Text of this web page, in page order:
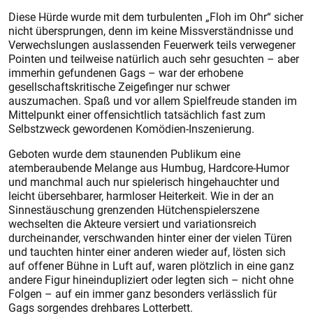
Diese Hürde wurde mit dem turbulenten „Floh im Ohr“ sicher
nicht übersprungen, denn im keine Missverständnisse und
Verwechslungen auslassenden Feuerwerk teils verwegener
Pointen und teilweise natürlich auch sehr gesuchten – aber
immerhin gefundenen Gags – war der erhobene
gesellschaftskritische Zeigefinger nur schwer
auszumachen. Spaß und vor allem Spielfreude standen im
Mittelpunkt einer offensichtlich tatsächlich fast zum
Selbstzweck gewordenen Komödien-Inszenierung.
Geboten wurde dem staunenden Publikum eine
atemberaubende Melange aus Humbug, Hardcore-Humor
und manchmal auch nur spielerisch hingehauchter und
leicht übersehbarer, harmloser Heiterkeit. Wie in der an
Sinnestäuschung grenzenden Hütchenspielerszene
wechselten die Akteure versiert und variationsreich
durcheinander, verschwanden hinter einer der vielen Türen
und tauchten hinter einer anderen wieder auf, lösten sich
auf offener Bühne in Luft auf, waren plötzlich in eine ganz
andere Figur hineindupliziert oder legten sich – nicht ohne
Folgen – auf ein immer ganz besonders verlässlich für
Gags sorgendes drehbares Lotterbett.